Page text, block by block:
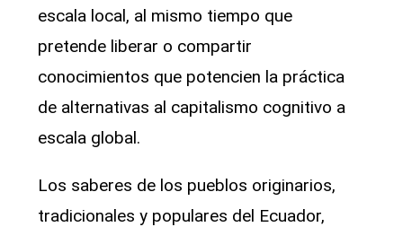
escala local, al mismo tiempo que
pretende liberar o compartir
conocimientos que potencien la práctica
de alternativas al capitalismo cognitivo a
escala global.
Los saberes de los pueblos originarios,
tradicionales y populares del Ecuador,